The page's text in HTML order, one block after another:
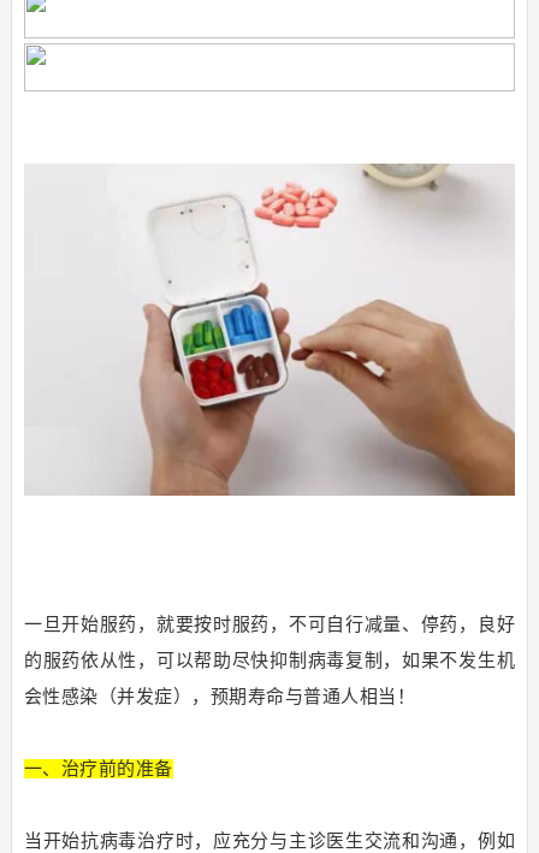
一旦开始服药，就要按时服药，不可自行减量、停药，良好
的服药依从性，可以帮助尽快抑制病毒复制，如果不发生机
会性感染（并发症），预期寿命与普通人相当！
一、治疗前的准备
当开始抗病毒治疗时，应充分与主诊医生交流和沟通，例如